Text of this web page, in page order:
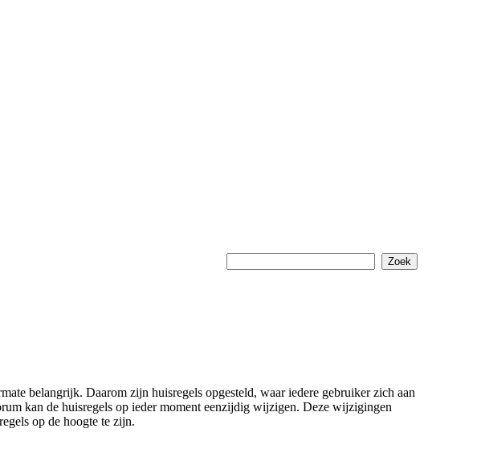
belangrijk. Daarom zijn huisregels opgesteld, waar iedere gebruiker zich aan
kan de huisregels op ieder moment eenzijdig wijzigen. Deze wijzigingen
op de hoogte te zijn.